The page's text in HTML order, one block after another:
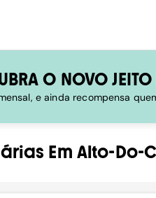
O NOVO
e ainda recompensa
Em Alto-Do-